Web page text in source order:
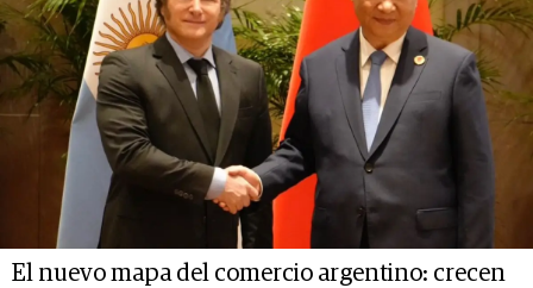
El nuevo mapa del comercio argentino: crecen